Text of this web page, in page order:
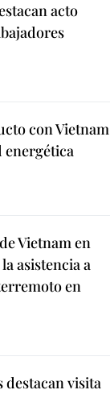
acto
con Vietnam
energética
Vietnam en
asistencia a
en
destacan visita